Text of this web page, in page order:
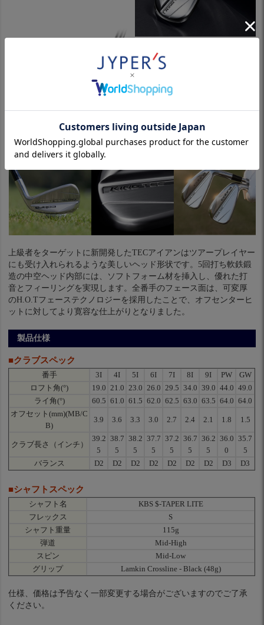
上級者をターゲットに新開発したTECアイアンはツアープレイヤー
にも受け入れられるような美しいヘッド形状です。5回打ち軟鉄鍛
造の中空ヘッド内部には、ソフトフォーム材を挿入し、優れた打
音とフィーリングを実現します。全番手のフェース面は、可変厚
のH.O.Tフェーステクノロジーを採用したことで、オフセンターヒ
ットに対してより寛容な仕上がりとなりました。
製品仕様
■クラブスペック
番手 3I 4I 5I 6I 7I 8I 9I PW
GW
ロフト角(°)
19.0 21.0 23.0 26.0 29.5 34.0 39.0 44.0 49.0
ライ角(°)
60.5 61.0 61.5 62.0 62.5 63.0 63.5 64.0 64.0
オフセット(mm)(MB/C
B)
3.9 3.6 3.3 3.0 2.7 2.4 2.1 1.8 1.5
クラブ長さ（インチ）
39.2
5
38.7
5
38.2
5
37.7
5
37.2
5
36.7
5
36.2
5
36.0
0
35.7
5
バランス
D2 D2 D2 D2 D2 D2 D2 D3 D3
■シャフトスペック
シャフト名
KBS $-TAPER LITE
フレックス
S
シャフト重量
115g
弾道
Mid-High
スピン
Mid-Low
グリップ
Lamkin Crossline - Black (48g)
仕様、価格は予告なく一部変更する場合がございますのでご了承
ください。